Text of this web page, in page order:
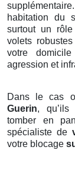
habitation du
surtout un
volets
votre
agression et
Dans le cas
Guerin, qu’ils
tomber en
spécialiste de
votre blocage